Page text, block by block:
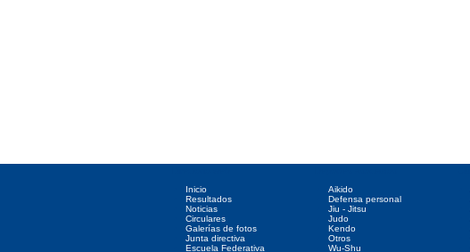
Inicio
Resultados
Noticias
Circulares
Galerías de fotos
Junta directiva
Escuela Federativa
Aikido
Defensa personal
Jiu - Jitsu
Judo
Kendo
Otros
Wu-Shu